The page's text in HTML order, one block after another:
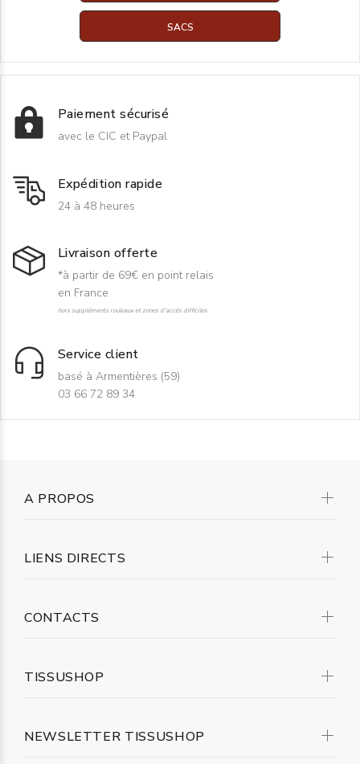
SACS
Paiement sécurisé
avec le CIC et Paypal
Expédition rapide
24 à 48 heures
Livraison offerte
*à partir de 69€ en point relais
en France
hors suppléments rouleaux et zones d'accès difficiles
Service client
basé à Armentières (59)
03 66 72 89 34
NEWSLETTER TISSUSHOP
A PROPOS
LIENS DIRECTS
CONTACTS
TISSUSHOP